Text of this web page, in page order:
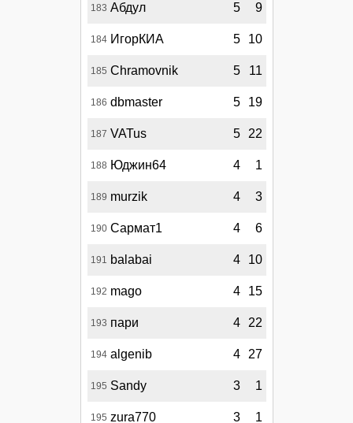
183 Абдул 5 9
184 ИгорКИА 5 10
185 Chramovnik 5 11
186 dbmaster 5 19
187 VATus 5 22
188 Юджин64 4 1
189 murzik 4 3
190 Сармат1 4 6
191 balabai 4 10
192 mago 4 15
193 пари 4 22
194 algenib 4 27
195 Sandy 3 1
195 zura770 3 1